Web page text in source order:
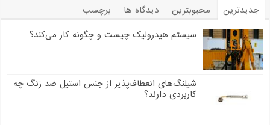
جدیدترین محبوبترین دیدگاه ها
برچسب
سیستم هیدرولیک چیست و چگونه کار می‌کند؟
شیلنگ‌های انعطاف‌پذیر از جنس استیل ضد زنگ چه
کاربردی دارند؟